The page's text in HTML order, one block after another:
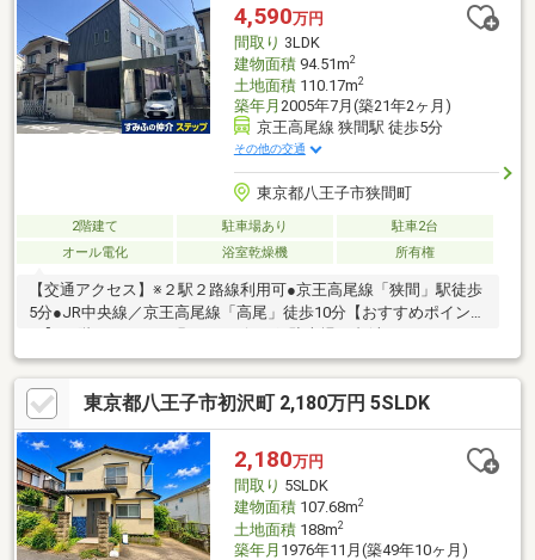
4,590万円
間取り 3LDK
建物面積94.51m2
土地面積110.17m2
築年月 2005年7月(築21年2ヶ月)
京王高尾線 狭間駅 徒歩5分
その他の交通
東京都八王子市狭間町
2階建て 駐車場あり
駐車2台
オール電化
浴室乾燥機 所有権
【交通アクセス】※２駅２路線利用可●京王高尾線「狭間」駅徒歩
5分●JR中央線／京王高尾線「高尾」徒歩10分【おすすめポイン
環境に優しいオール電化住宅●掃除が楽なＩＨコンロ●天気に左右
されずに乾燥が出来る浴室乾燥機
東京都八王子市初沢町 2,180万円 5SLDK
2,180万円
間取り 5SLDK
建物面積107.68m2
土地面積188m2
築年月 1976年11月(築49年10ヶ月)